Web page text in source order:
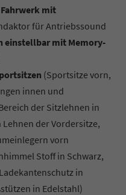
mit
für Antriebssound
einstellbar mit Memory-
(Sportsitze vorn,
innen und
der Sitzlehnen in
der Vordersitze,
vorn
Stoff in Schwarz,
in
in Edelstahl)